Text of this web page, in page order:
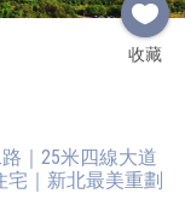
收藏
｜25米四線大道
宅｜新北最美重劃